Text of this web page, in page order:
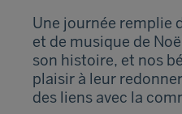
Une journée remplie
et de musique de
son histoire, et nos
plaisir à leur
des liens avec la